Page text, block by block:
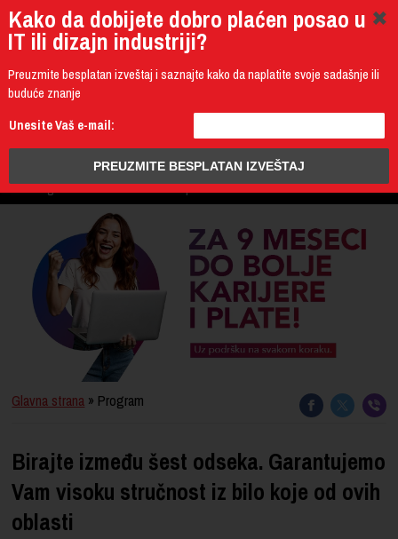
Kako da dobijete dobro plaćen posao u
IT ili dizajn industriji?
Preuzmite besplatan izveštaj i saznajte kako da naplatite svoje sadašnje ili
buduće znanje
Unesite Vaš e-mail: 011 4011 200
UPIS
ŠTA DOBIJATE
UČENJE NA DALJINU
DIPLOME I SERTIFIKATI
O IT AKADEMIJI
Programming Administration
3D Design & CAD
Mobile Development
Glavna strana » Program
Birajte između šest odseka. Garantujemo
Vam visoku stručnost iz bilo koje od ovih
oblasti